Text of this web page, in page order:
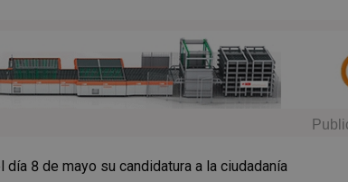
8 de mayo su candidatura a la ciudadanía